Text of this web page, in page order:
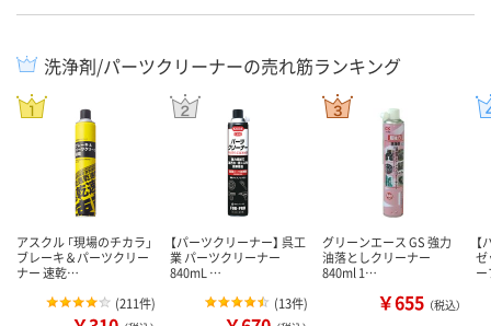
洗浄剤/パーツクリーナーの売れ筋ランキング
アスクル 「現場のチカラ」
ブレーキ＆パーツクリー
ナー 速乾…
(211件)
【パーツクリーナー】 呉工
業 パーツクリーナー
840mL …
(13件)
グリーンエース GS 強力
油落としクリーナー
840ml 1…
￥655 （税込）
ゼ